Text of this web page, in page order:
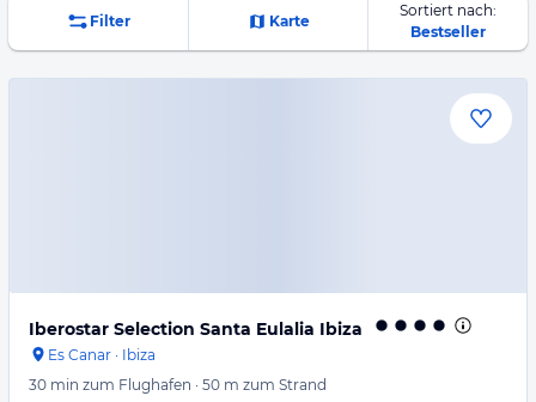
Filter Karte
Sortiert nach:
Bestseller
Iberostar Selection Santa Eulalia Ibiza
Es Canar · Ibiza
30 min zum Flughafen · 50 m zum Strand